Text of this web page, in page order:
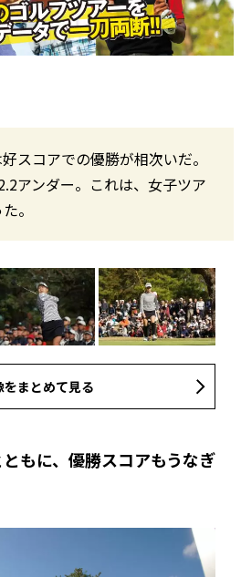
スコアでの優勝が相次いだ。
アンダー。これは、女子ツア
。
をまとめて見る
もに、優勝スコアもうなぎ